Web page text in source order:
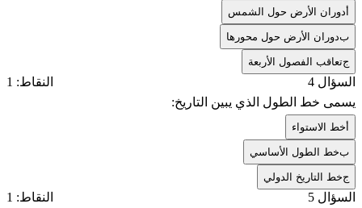
دوران الأرض حول الشمس
بدوران الأرض حول محورها
جتعاقب الفصول الأربعة
السؤال 4
النقاط: 1
يسمى خط الطول الذي يبين التاريخ:
خط الاستواء
بخط الطول الأساسي
جخط التاريخ الدولي
السؤال 5 النقاط: 1